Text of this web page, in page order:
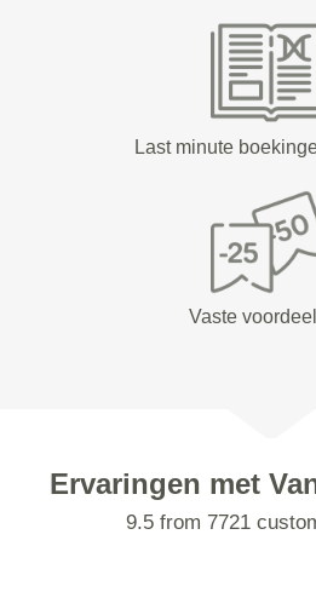
Last minute
Vaste
Ervaringen met
9.5 from 7721